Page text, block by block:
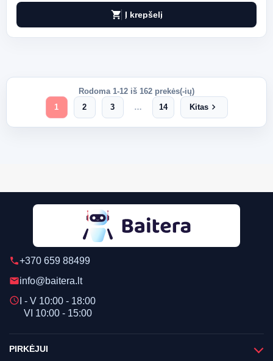
shopping_cart Į krepšelį
Rodoma 1-12 iš 162 prekės(-ių)
1
2 3 … 14 Kitaschevron_right
phone+370 659 88499
emailinfo@baitera.lt
schedule I - V 10:00 - 18:00
VI 10:00 - 15:00
PIRKĖJUI